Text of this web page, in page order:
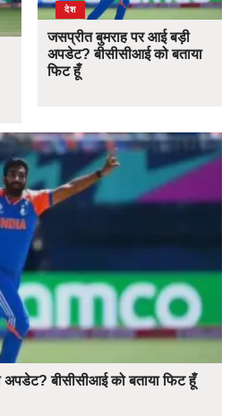
देश
जसप्रीत बुमराह पर आई बड़ी
अपडेट? बीसीसीआई को बताया
फिट हूँ
बीसीसीआई को बताया फिट हूँ